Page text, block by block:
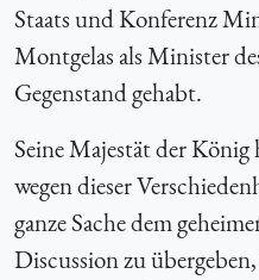
Staats und Konferenz
Montgelas als Minister
Gegenstand gehabt.
Seine Majestät der
wegen dieser
ganze Sache dem
Discussion zu